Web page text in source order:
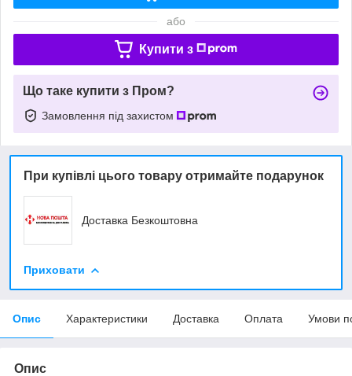
або
Купити з
Що таке купити з Пром?
Замовлення під захистом
При купівлі цього товару отримайте подарунок
Доставка Безкоштовна
Приховати
Опис Характеристики Доставка Оплата Умови
Опис